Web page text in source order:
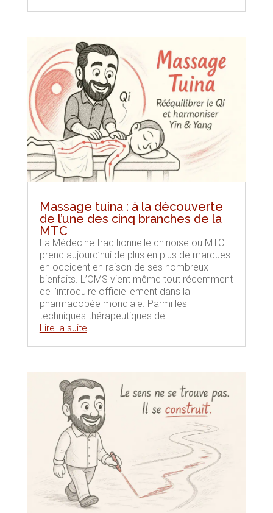
Massage tuina : à la découverte
de l’une des cinq branches de la
MTC
La Médecine traditionnelle chinoise ou MTC
prend aujourd’hui de plus en plus de marques
en occident en raison de ses nombreux
bienfaits. L’OMS vient même tout récemment
de l’introduire officiellement dans la
pharmacopée mondiale. Parmi les
techniques thérapeutiques de...
Lire la suite